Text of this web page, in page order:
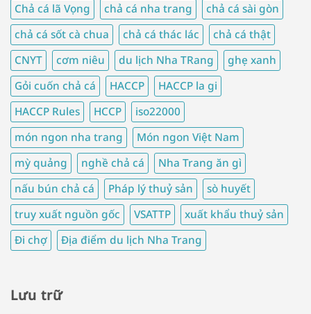
Chả cá lã Vọng
chả cá nha trang
chả cá sài gòn
chả cá sốt cà chua
chả cá thác lác
chả cá thật
CNYT
cơm niêu du lịch Nha TRang
ghẹ xanh
Gỏi cuốn chả cá
HACCP
HACCP la gi
HACCP Rules
HCCP
iso22000
món ngon nha trang
Món ngon Việt Nam
mỳ quảng
nghề chả cá
Nha Trang ăn gì
nấu bún chả cá
Pháp lý thuỷ sản
sò huyết
truy xuất nguồn gốc
VSATTP
xuất khẩu thuỷ sản
Đi chợ
Địa điểm du lịch Nha Trang
Lưu trữ